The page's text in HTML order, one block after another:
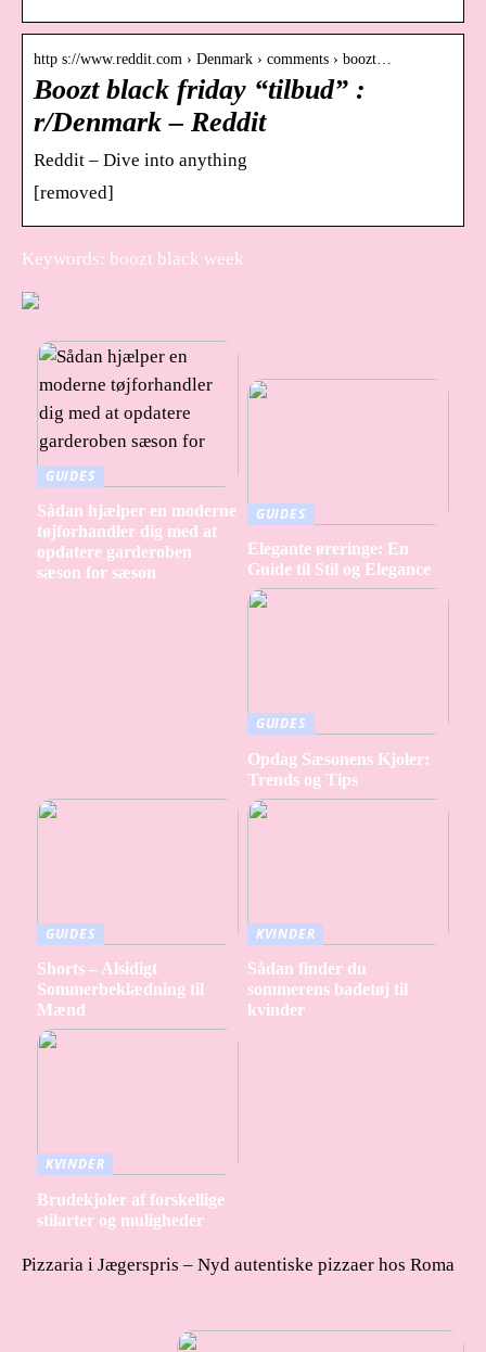
http s://www.reddit.com › Denmark › comments › boozt…
Boozt black friday “tilbud” :
r/Denmark – Reddit
Reddit – Dive into anything
[removed]
Keywords: boozt black week
GUIDES
Sådan hjælper en moderne
tøjforhandler dig med at
opdatere garderoben
sæson for sæson
GUIDES
Elegante øreringe: En
Guide til Stil og Elegance
GUIDES
Opdag Sæsonens Kjoler:
Trends og Tips
GUIDES
Shorts – Alsidigt
Sommerbeklædning til
Mænd
KVINDER
Sådan finder du
sommerens badetøj til
kvinder
KVINDER
Brudekjoler af forskellige
stilarter og muligheder
Pizzaria i Jægerspris – Nyd autentiske pizzaer hos Roma